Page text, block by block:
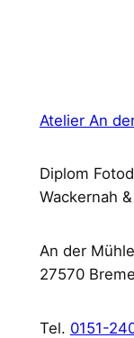
Atelier An
Diplom
Wackernah
An der
27570
Tel. 0151-